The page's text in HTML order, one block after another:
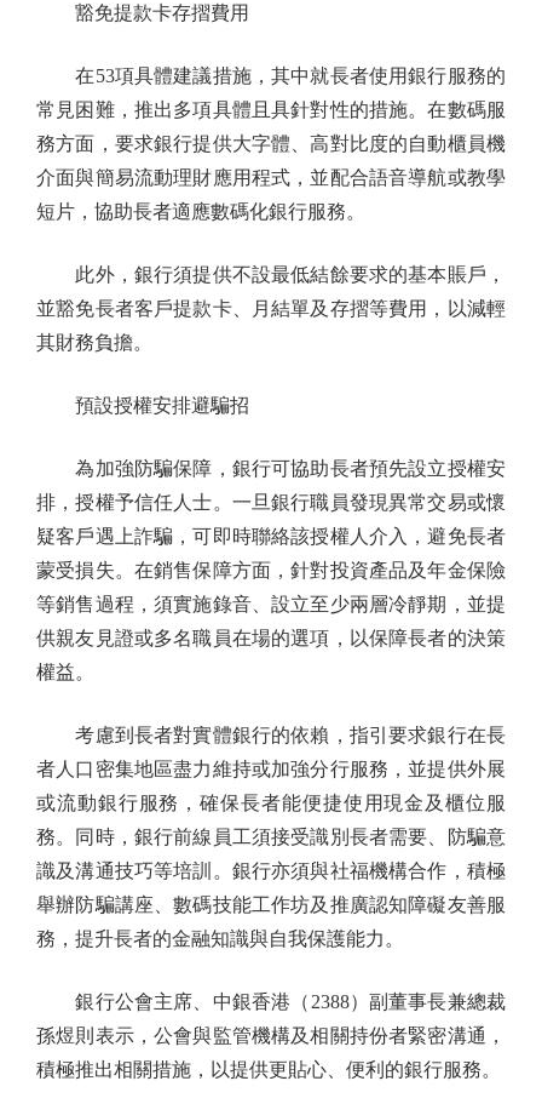
豁免提款卡存摺費用
在53項具體建議措施，其中就長者使用銀行服務的
常見困難，推出多項具體且具針對性的措施。在數碼服
務方面，要求銀行提供大字體、高對比度的自動櫃員機
介面與簡易流動理財應用程式，並配合語音導航或教學
短片，協助長者適應數碼化銀行服務。
此外，銀行須提供不設最低結餘要求的基本賬戶，
並豁免長者客戶提款卡、月結單及存摺等費用，以減輕
其財務負擔。
預設授權安排避騙招
為加強防騙保障，銀行可協助長者預先設立授權安
排，授權予信任人士。一旦銀行職員發現異常交易或懷
疑客戶遇上詐騙，可即時聯絡該授權人介入，避免長者
蒙受損失。在銷售保障方面，針對投資產品及年金保險
等銷售過程，須實施錄音、設立至少兩層冷靜期，並提
供親友見證或多名職員在場的選項，以保障長者的決策
權益。
考慮到長者對實體銀行的依賴，指引要求銀行在長
者人口密集地區盡力維持或加強分行服務，並提供外展
或流動銀行服務，確保長者能便捷使用現金及櫃位服
務。同時，銀行前線員工須接受識別長者需要、防騙意
識及溝通技巧等培訓。銀行亦須與社福機構合作，積極
舉辦防騙講座、數碼技能工作坊及推廣認知障礙友善服
務，提升長者的金融知識與自我保護能力。
銀行公會主席、中銀香港（2388）副董事長兼總裁
孫煜則表示，公會與監管機構及相關持份者緊密溝通，
積極推出相關措施，以提供更貼心、便利的銀行服務。